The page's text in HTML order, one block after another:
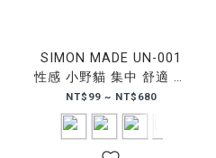
SIMON MADE UN-001
性感 小野貓 集中 舒適 竹
纖維 運動 比基尼式 內衣
內褲 丁字褲
NT$99 ~ NT$680